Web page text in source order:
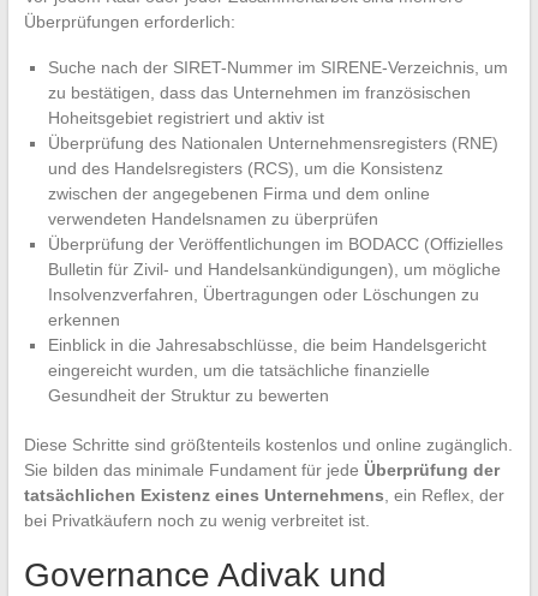
Überprüfungen erforderlich:
Suche nach der SIRET-Nummer im SIRENE-Verzeichnis, um
zu bestätigen, dass das Unternehmen im französischen
Hoheitsgebiet registriert und aktiv ist
Überprüfung des Nationalen Unternehmensregisters (RNE)
und des Handelsregisters (RCS), um die Konsistenz
zwischen der angegebenen Firma und dem online
verwendeten Handelsnamen zu überprüfen
Überprüfung der Veröffentlichungen im BODACC (Offizielles
Bulletin für Zivil- und Handelsankündigungen), um mögliche
Insolvenzverfahren, Übertragungen oder Löschungen zu
erkennen
Einblick in die Jahresabschlüsse, die beim Handelsgericht
eingereicht wurden, um die tatsächliche finanzielle
Gesundheit der Struktur zu bewerten
Diese Schritte sind größtenteils kostenlos und online zugänglich.
Sie bilden das minimale Fundament für jede Überprüfung der
tatsächlichen Existenz eines Unternehmens , ein Reflex, der
bei Privatkäufern noch zu wenig verbreitet ist.
Governance Adivak und